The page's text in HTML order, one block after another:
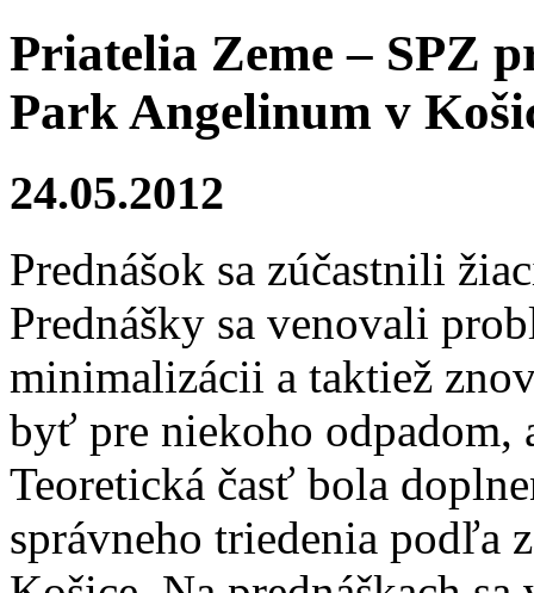
Priatelia Zeme – SPZ
Park Angelinum v
24.05.2012
Prednášok sa zúčastnili
Prednášky sa venovali
minimalizácii a taktiež
byť pre niekoho odpadom,
Teoretická časť bola
správneho triedenia podľa